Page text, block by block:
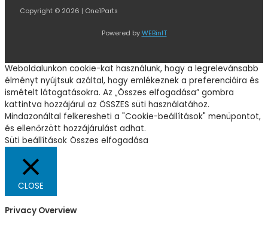
Copyright © 2026 | One1Parts
Powered by WEBinIT
Weboldalunkon cookie-kat használunk, hogy a legrelevánsabb
élményt nyújtsuk azáltal, hogy emlékeznek a preferenciáira és
ismételt látogatásokra. Az „Összes elfogadása” gombra
kattintva hozzájárul az ÖSSZES süti használatához.
Mindazonáltal felkeresheti a "Cookie-beállítások" menüpontot,
és ellenőrzött hozzájárulást adhat.
Süti beállítások Összes elfogadása
CLOSE
Privacy Overview